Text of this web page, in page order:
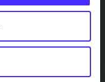
kasdien
savo kasdienį